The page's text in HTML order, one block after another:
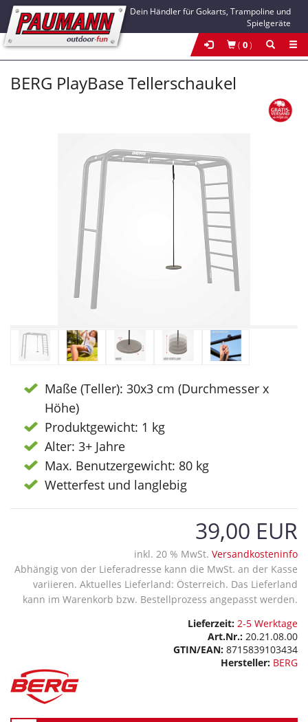
( 0)
Dein Händler für Gokarts, Trampoline und
Spielgeräte
BERG PlayBase Tellerschaukel
Maße (Teller): 30x3 cm (Durchmesser x
Höhe)
Produktgewicht: 1 kg
Alter: 3+ Jahre
Max. Benutzergewicht: 80 kg
Wetterfest und langlebig
39,00 EUR
inkl. 20 % MwSt. Versandkosteninfo
Abhängig von der Lieferadresse kann die MwSt. an der Kasse
variieren. Aktuelles Lieferland: Österreich. Das Lieferland
kann im Warenkorb bzw. Bestellprozess angepasst werden.
Lieferzeit: 2-5 Werktage
Art.Nr.: 20.21.08.00
GTIN/EAN: 8715839103434
Hersteller: BERG